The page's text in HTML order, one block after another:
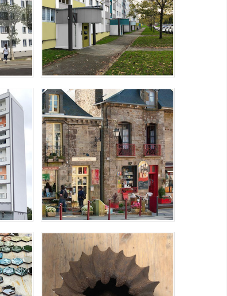
quartier Bois du Château à
"Les
BÉCHEREL - GUIDE DE COLORATION –
ANNEXE DE L’AVAP
CÉRAMIQUES – GRAINES
Céramique – grès